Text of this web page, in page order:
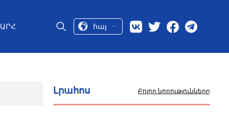
հայ
Լրահոս Բոլոր նորությունները